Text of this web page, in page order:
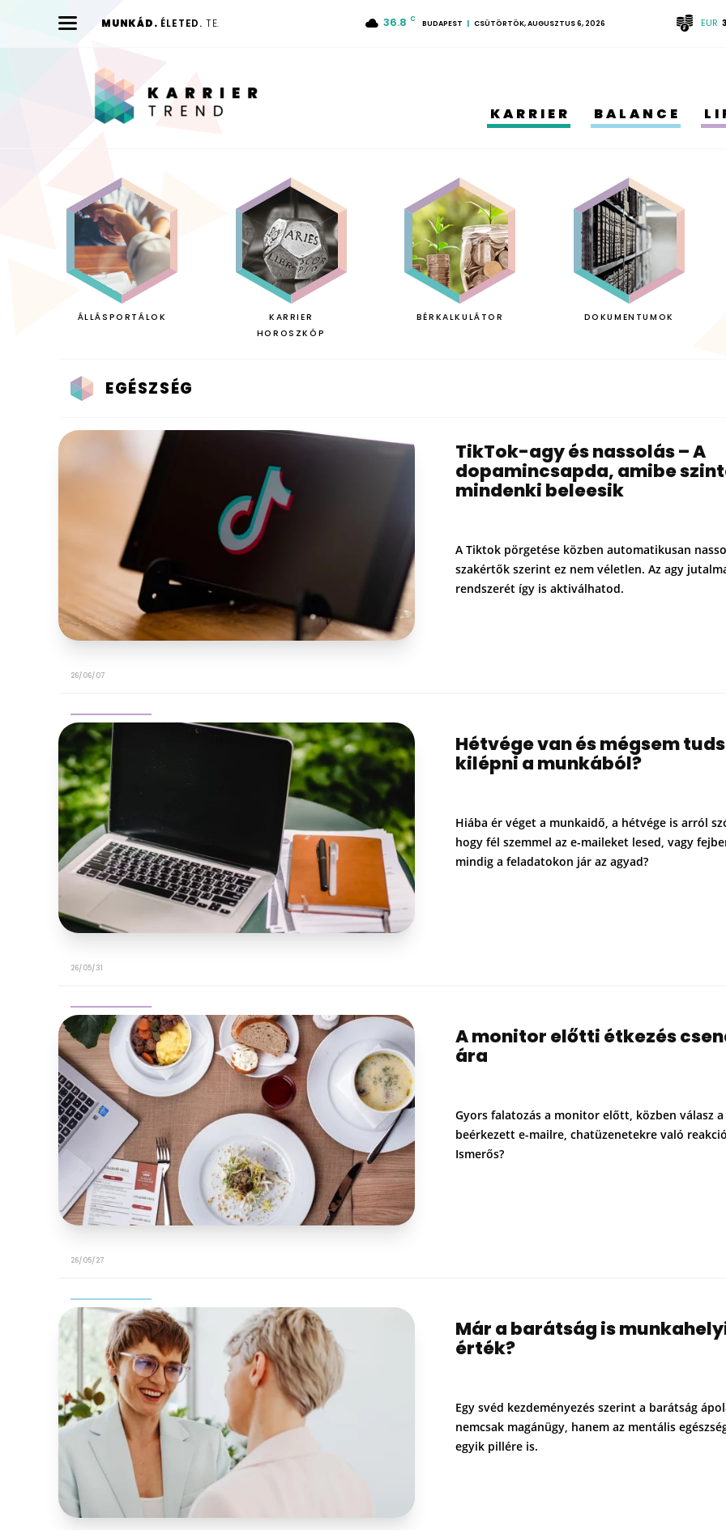
MUNKÁD. ÉLETED. TE. 36.8 C BUDAPEST CSÜTÖRTÖK, AUGUSZTUS 6, 2026 EUR
KARRIER BALANCE
ÁLLÁSPORTÁLOK
KARRIER
HOROSZKÓP
BÉRKALKULÁTOR DOKUMENTUMOK
EGÉSZSÉG
TikTok-agy és nassolás – A
dopamincsapda, amibe
mindenki beleesik
A Tiktok pörgetése közben automatikusan
szakértők szerint ez nem véletlen. Az agy
rendszerét így is aktiválhatod.
26/06/07
Hétvége van és mégsem
kilépni a munkából?
Hiába ér véget a munkaidő, a hétvége is arról
hogy fél szemmel az e-maileket lesed, vagy
mindig a feladatokon jár az agyad?
26/05/31
A monitor előtti étkezés
ára
Gyors falatozás a monitor előtt, közben válasz a
beérkezett e-mailre, chatüzenetekre való
Ismerős?
26/05/27
Már a barátság is
érték?
Egy svéd kezdeményezés szerint a barátság
nemcsak magánügy, hanem az mentális
egyik pillére is.